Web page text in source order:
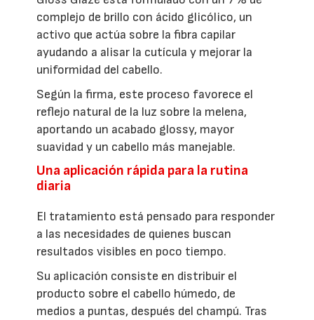
complejo de brillo con ácido glicólico, un
activo que actúa sobre la fibra capilar
ayudando a alisar la cutícula y mejorar la
uniformidad del cabello.
Según la firma, este proceso favorece el
reflejo natural de la luz sobre la melena,
aportando un acabado glossy, mayor
suavidad y un cabello más manejable.
Una aplicación rápida para la rutina
diaria
El tratamiento está pensado para responder
a las necesidades de quienes buscan
resultados visibles en poco tiempo.
Su aplicación consiste en distribuir el
producto sobre el cabello húmedo, de
medios a puntas, después del champú. Tras